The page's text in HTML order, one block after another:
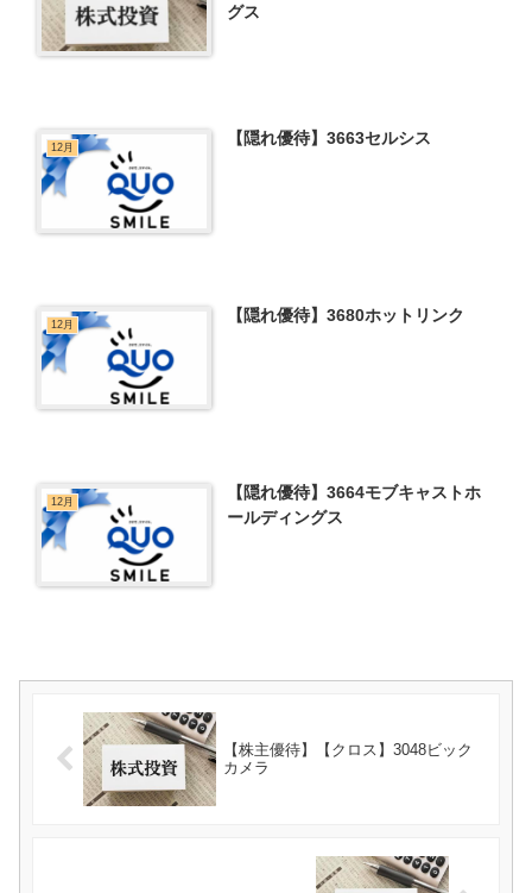
グス
12月 【隠れ優待】3663セルシス
12月 【隠れ優待】3680ホットリンク
12月
【隠れ優待】3664モブキャストホ
ールディングス
【株主優待】【クロス】3048ビック
カメラ